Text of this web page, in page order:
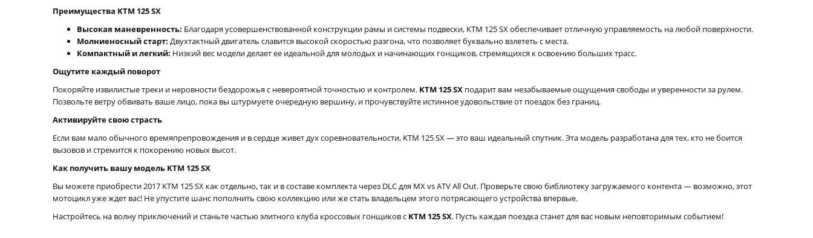
Преимущества KTM 125 SX
Высокая маневренность: Благодаря усовершенствованной конструкции рамы и системы подвески, KTM 125 SX обеспечивает отличную управляемость на любой поверхности.
Молниеносный старт: Двухтактный двигатель славится высокой скоростью разгона, что позволяет буквально взлететь с места.
Компактный и легкий: Низкий вес модели делает ее идеальной для молодых и начинающих гонщиков, стремящихся к освоению больших трасс.
Ощутите каждый поворот
Покоряйте извилистые треки и неровности бездорожья с невероятной точностью и контролем. KTM 125 SX подарит вам незабываемые ощущения свободы и уверенности за рулем.
Позвольте ветру обвивать ваше лицо, пока вы штурмуете очередную вершину, и прочувствуйте истинное удовольствие от поездок без границ.
Активируйте свою страсть
Если вам мало обычного времяпрепровождения и в сердце живет дух соревновательности, KTM 125 SX — это ваш идеальный спутник. Эта модель разработана для тех, кто не боится
вызовов и стремится к покорению новых высот.
Как получить вашу модель KTM 125 SX
Вы можете приобрести 2017 KTM 125 SX как отдельно, так и в составе комплекта через DLC для MX vs ATV All Out. Проверьте свою библиотеку загружаемого контента — возможно, этот
мотоцикл уже ждет вас! Не упустите шанс пополнить свою коллекцию или же стать владельцем этого потрясающего устройства впервые.
Настройтесь на волну приключений и станьте частью элитного клуба кроссовых гонщиков с KTM 125 SX. Пусть каждая поездка станет для вас новым неповторимым событием!